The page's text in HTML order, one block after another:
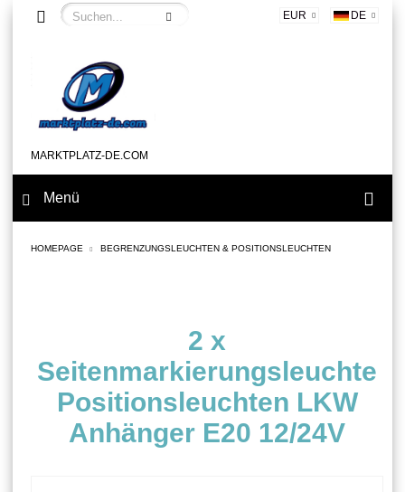
EUR DE
MARKTPLATZ-DE.COM
Menü
HOMEPAGE BEGRENZUNGSLEUCHTEN & POSITIONSLEUCHTEN
2 x
Seitenmarkierungsleuchte
Positionsleuchten LKW
Anhänger E20 12/24V